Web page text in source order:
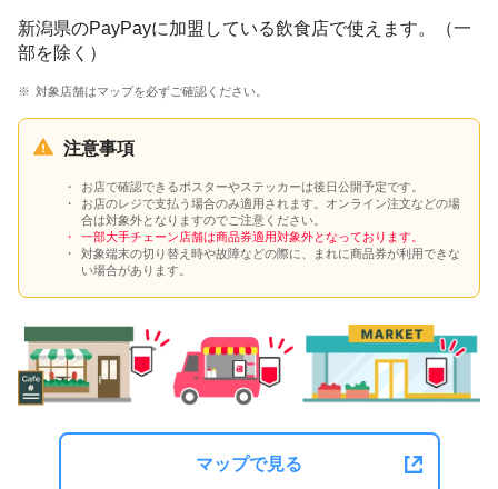
新潟県のPayPayに加盟している飲食店で使えます。（一
部を除く）
対象店舗はマップを必ずご確認ください。
注意事項
お店で確認できるポスターやステッカーは後日公開予定です。
お店のレジで支払う場合のみ適用されます。オンライン注文などの場
合は対象外となりますのでご注意ください。
一部大手チェーン店舗は商品券適用対象外となっております。
対象端末の切り替え時や故障などの際に、まれに商品券が利用できな
い場合があります。
マップで見る